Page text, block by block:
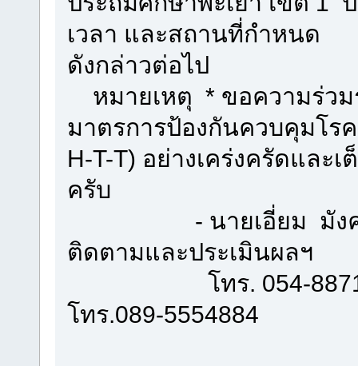
เวลา และสถานที่กำหนด
ดังกล่าวต่อไป
หมายเหตุ * ขอความร่วม
มาตรการป้องกันควบคุมโร
H-T-T) อย่างเคร่งครัดแล
ครับ
- นายเอี่ยม มังคลา
ติดตามและประเมินผลฯ
โทร. 054-887184
โทร.089-5554884